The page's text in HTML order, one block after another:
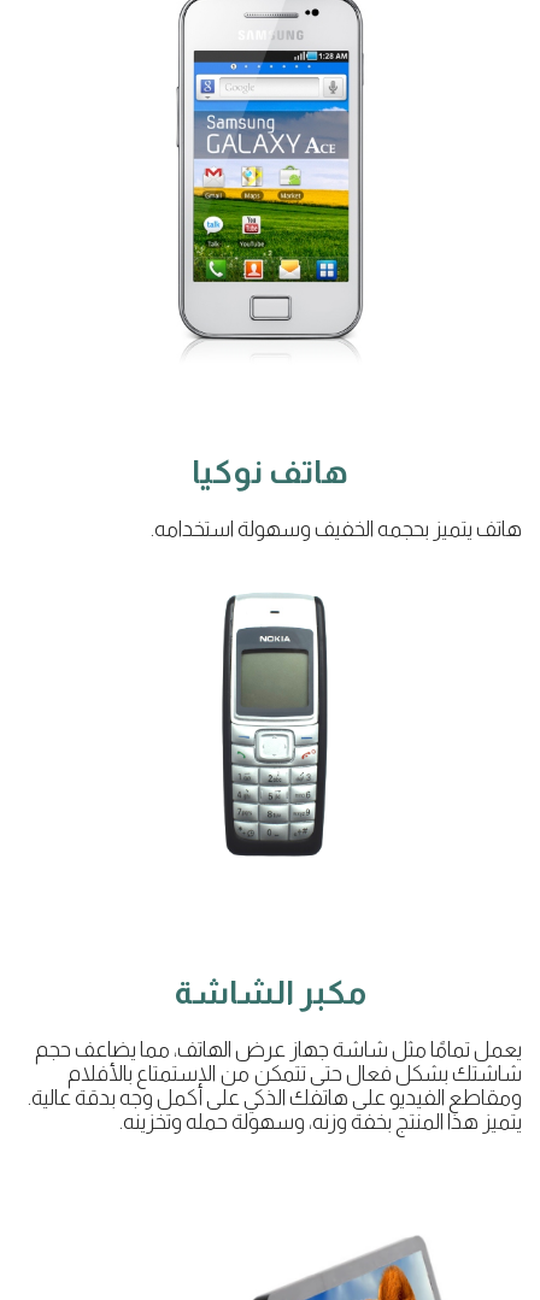
هاتف نوكيا
هاتف يتميز بحجمه الخفيف وسهولة استخدامه.
مكبر الشاشة
يعمل تمامًا مثل شاشة جهاز عرض الهاتف، مما يضاعف حجم
شاشتك بشكل فعال حتى تتمكن من الاستمتاع بالأفلام
ومقاطع الفيديو على هاتفك الذكي على أكمل وجه بدقة عالية.
يتميز هذا المنتج بخفة وزنه، وسهولة حمله وتخزينه.